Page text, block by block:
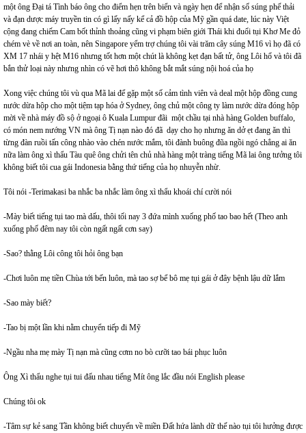
một ông Đại tá Tình báo ông cho điểm hẹn trên biển và ngày hẹn để nhận số súng phế thải
và đạn dược máy truyền tin có gì lấy nấy kể cả đồ hộp của Mỹ gần quá date, lúc này Việt
cộng đang chiếm Cam bốt thỉnh thoảng cũng vi phạm biên giới Thái khi đuổi tụi Khơ Me đỏ
chém vè về nơi an toàn, nên Singapore yểm trợ chúng tôi vài trăm cây súng M16 vì họ đã có
XM 17 nhái y hệt M16 nhưng tốt hơn một chút là không kẹt đạn bất tử, ông Lôi hổ và tôi đã
bắn thử loại này nhưng nhìn có vẽ hơi thô không bắt mắt súng nội hoá của họ
Xong việc chúng tôi vù qua Mã lai để gặp một số cảm tình viên và deal một hộp đồng cung
nước dừa hộp cho một tiệm tạp hóa ở Sydney, ông chủ một công ty làm nước dừa đóng hộp
mời về nhà máy đồ sộ ở ngoại ô Kuala Lumpur đãi một chầu tại nhà hàng Golden buffalo,
có món nem nướng VN mà ông Tị nạn nào đó đã dạy cho họ nhưng ăn dở ẹt đang ăn thì
từng đàn ruồi tấn công nhào vào chén nước mắm, tôi đành buông đũa ngồi ngó chẳng ai ăn
nữa làm ông xì thẩu Tàu quê ông chửi tên chủ nhà hàng một tràng tiếng Mã lai ông tưởng tôi
không biết tôi cua gái Indonesia bằng thứ tiếng của họ nhuyễn nhừ.
Tôi nói -Terimakasi ba nhắc ba nhắc làm ông xì thẩu khoái chí cười nói
-Mày biết tiếng tụi tao mà dấu, thôi tối nay 3 đứa mình xuống phố tao bao hết (Theo anh
xuống phố đêm nay tôi còn ngất ngất cơn say)
-Sao? thằng Lôi công tôi hỏi ông bạn
-Chơi luôn mẹ tiền Chùa tới bến luôn, mà tao sợ bể bô mẹ tụi gái ở đây bệnh lậu dữ lắm
-Sao mày biết?
-Tao bị một lần khi nằm chuyển tiếp đi Mỹ
-Ngầu nha mẹ mày Tị nạn mà cũng cơm no bò cưỡi tao bái phục luôn
Ông Xì thẩu nghe tụi tui đấu nhau tiếng Mít ông lắc đầu nói English please
Chúng tôi ok
-Tâm sự kẻ sang Tần không biết chuyến về miền Đất hứa lành dữ thế nào tụi tôi hưởng được